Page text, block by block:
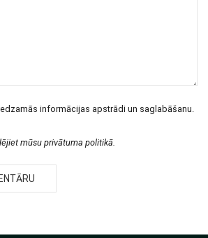
informācijas apstrādi un saglabāšanu.
mūsu privātuma politikā.